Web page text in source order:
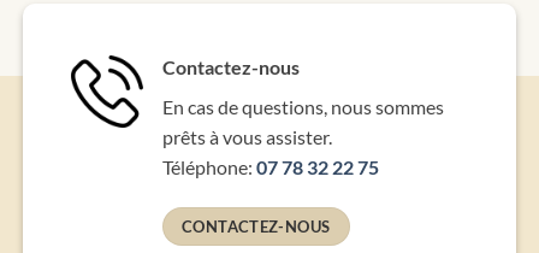
Contactez-nous
En cas de questions, nous sommes
prêts à vous assister.
Téléphone: 07 78 32 22 75
CONTACTEZ-NOUS